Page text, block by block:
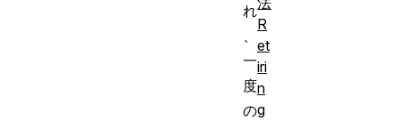
れ
一
度
の
R
et
iri
n
g